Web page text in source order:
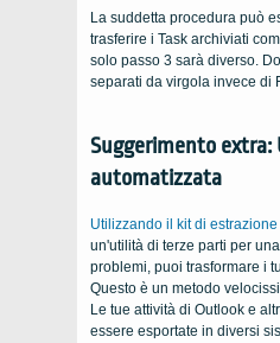
La suddetta procedura può
trasferire i Task archiviati
solo passo 3 sarà diverso.
separati da virgola invece di
Suggerimento extra:
automatizzata
Utilizzando il kit di
un'utilità di terze parti per
problemi, puoi trasformare i
Questo è un metodo
Le tue attività di Outlook e
essere esportate in diversi